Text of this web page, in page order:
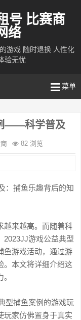
号 比赛商
络
游戏 随时退换 人性化
验无忧
菜单
——科学普及
82 浏览
：捕鱼乐趣背后的知
越来越高。而随着科
2023JJ游戏公益典型
鱼游戏活动，通过游
。本文将详细介绍这
型捕鱼案例的游戏玩
玩家仿佛置身于真实